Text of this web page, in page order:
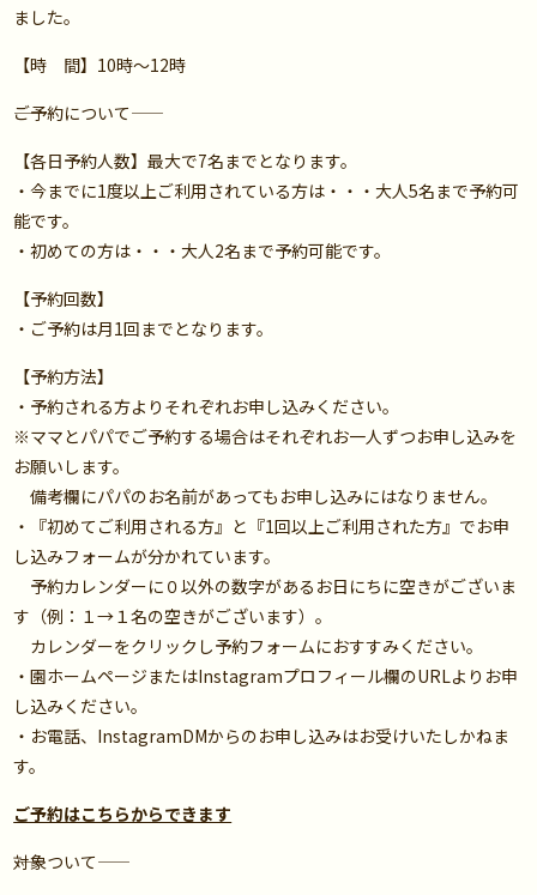
ました。
【時 間】10時～12時
――ご予約について――
【各日予約人数】最大で7名までとなります。
・今までに1度以上ご利用されている方は・・・大人5名まで予約可
能です。
・初めての方は・・・大人2名まで予約可能です。
【予約回数】
・ご予約は月1回までとなります。
【予約方法】
・予約される方よりそれぞれお申し込みください。
※ママとパパでご予約する場合はそれぞれお一人ずつお申し込みを
お願いします。
備考欄にパパのお名前があってもお申し込みにはなりません。
・『初めてご利用される方』と『1回以上ご利用された方』でお申
し込みフォームが分かれています。
予約カレンダーに０以外の数字があるお日にちに空きがございま
す（例：１→１名の空きがございます）。
カレンダーをクリックし予約フォームにおすすみください。
・園ホームページまたはInstagramプロフィール欄のURLよりお申
し込みください。
・お電話、InstagramDMからのお申し込みはお受けいたしかねま
す。
ご予約はこちらからできます
――対象ついて――